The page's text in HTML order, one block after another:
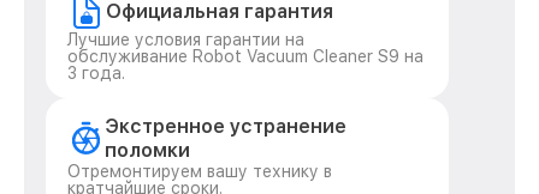
Официальная гарантия
Лучшие условия гарантии на
обслуживание Robot Vacuum Cleaner S9 на
3 года.
Экстренное устранение
поломки
Отремонтируем вашу технику в
кратчайшие сроки.